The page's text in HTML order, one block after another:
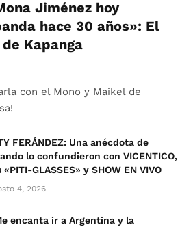
Jiménez hoy
hace 30 años»: El
Kapanga
con el Mono y Maikel de
FERÁNDEZ: Una anécdota de
lo confundieron con VICENTICO,
«PITI-GLASSES» y SHOW EN VIVO
4, 2026
encanta ir a Argentina y la